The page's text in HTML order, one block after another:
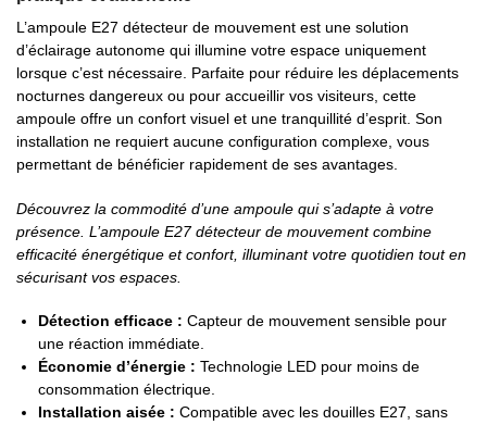
L’ampoule E27 détecteur de mouvement est une solution
d’éclairage autonome qui illumine votre espace uniquement
lorsque c’est nécessaire. Parfaite pour réduire les déplacements
nocturnes dangereux ou pour accueillir vos visiteurs, cette
ampoule offre un confort visuel et une tranquillité d’esprit. Son
installation ne requiert aucune configuration complexe, vous
permettant de bénéficier rapidement de ses avantages.
Découvrez la commodité d’une ampoule qui s’adapte à votre
présence. L’ampoule E27 détecteur de mouvement combine
efficacité énergétique et confort, illuminant votre quotidien tout en
sécurisant vos espaces.
Détection efficace : Capteur de mouvement sensible pour
une réaction immédiate.
Économie d’énergie : Technologie LED pour moins de
consommation électrique.
Installation aisée : Compatible avec les douilles E27, sans